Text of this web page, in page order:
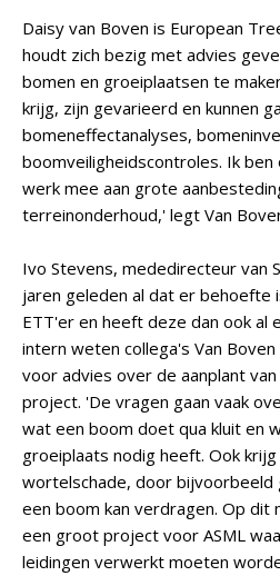
Daisy van Boven is European
houdt zich bezig met advies
bomen en groeiplaatsen te
krijg, zijn gevarieerd en kunnen
bomeneffectanalyses,
boomveiligheidscontroles. Ik
werk mee aan grote
terreinonderhoud,' legt Van
Ivo Stevens, mededirecteur van
jaren geleden al dat er behoefte
ETT'er en heeft deze dan ook al
intern weten collega's Van
voor advies over de aanplant
project. 'De vragen gaan vaak
wat een boom doet qua kluit en
groeiplaats nodig heeft. Ook
wortelschade, door bijvoorbeeld
een boom kan verdragen. Op dit
een groot project voor ASML
leidingen verwerkt moeten